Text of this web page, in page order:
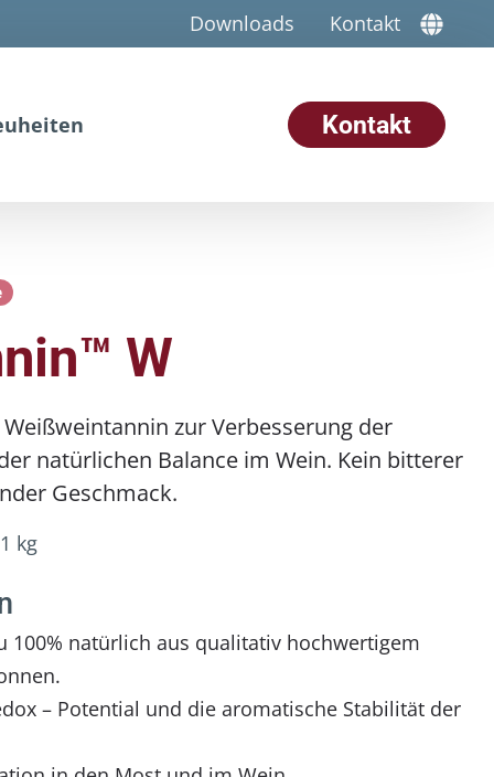
Downloads Kontakt
Kontakt
W
zur Verbesserung der
natürlichen Balance im Wein. Kein bitterer
Geschmack.
1 kg
100% natürlich aus qualitativ hochwertigem
– Potential und die aromatische Stabilität der